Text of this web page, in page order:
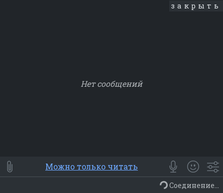
закрыть
Нет сообщений
⭐ Мои Smile
😀 Emoji
Смайлики
Люди Животные Еда Объекты
Можно только читать
Соединение...